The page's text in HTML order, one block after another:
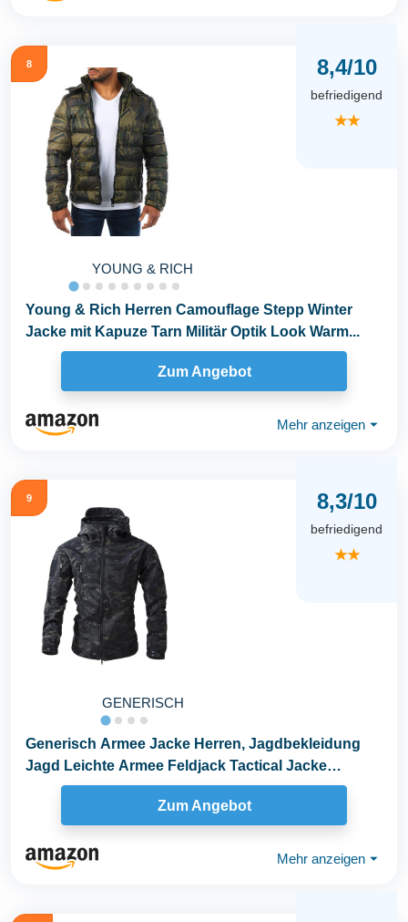
8
YOUNG & RICH
8,4/10
befriedigend
★★
Young & Rich Herren Camouflage Stepp Winter
Jacke mit Kapuze Tarn Militär Optik Look Warm...
Zum Angebot
Mehr anzeigen ⏷
9
GENERISCH
8,3/10
befriedigend
★★
Generisch Armee Jacke Herren, Jagdbekleidung
Jagd Leichte Armee Feldjack Tactical Jacke
Bunwehr...
Zum Angebot
Mehr anzeigen ⏷